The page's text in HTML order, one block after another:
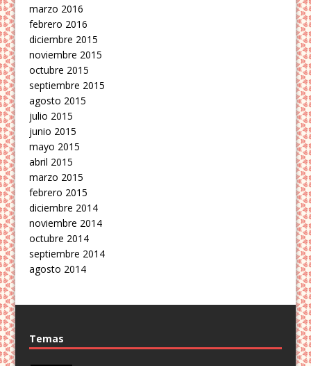
marzo 2016
febrero 2016
diciembre 2015
noviembre 2015
octubre 2015
septiembre 2015
agosto 2015
julio 2015
junio 2015
mayo 2015
abril 2015
marzo 2015
febrero 2015
diciembre 2014
noviembre 2014
octubre 2014
septiembre 2014
agosto 2014
Temas